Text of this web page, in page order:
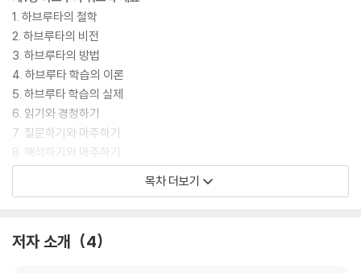
1. 하브루타의 철학
2. 하브루타의 비전
3. 하브루타의 방법
4. 하브루타 학습의 이론
5. 하브루타 학습의 실제
6. 읽기와 경청하기
7. 질문하기와 마주하기
8. 해석하기와 마주하기
9. 반사하기와 공감하기
목차 더보기
저자 소개 4